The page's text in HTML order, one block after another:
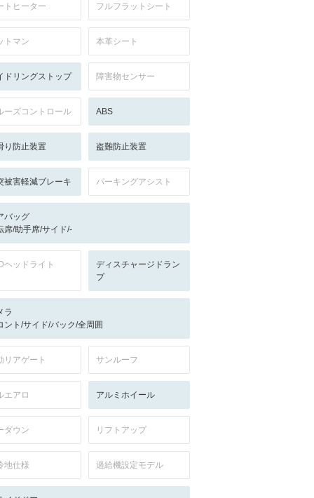
トヒーター フルフラットシート
トマン 本革シート
ドリングストップ 障害物センサー
ーズコントロール ABS
り防止装置 盗難防止装置
被害軽減ブレーキ パーキングアシスト
バッグ
席/助手席/サイド/-
ヘッドライト
ディスチャージドラン
プ
ラ
ント/サイド/バック/全周囲
リアゲート サンルーフ
エアロ アルミホイール
ダウン リフトアップ
地仕様 過給機設定モデル